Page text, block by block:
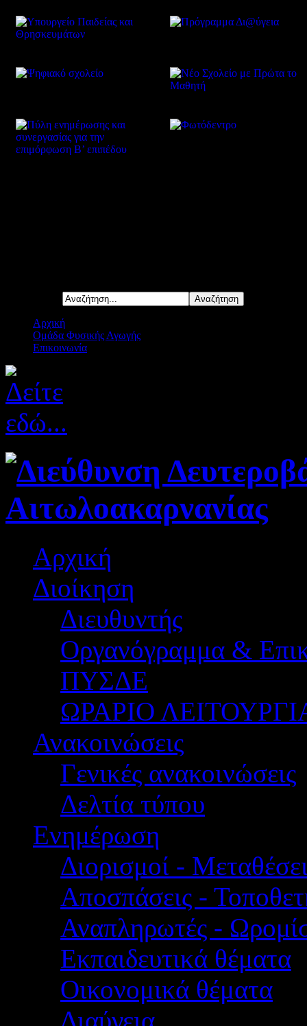
Αρχική
Ομάδα Φυσικής Αγωγής
Επικοινωνία
Αρχική
Διοίκηση
Διευθυντής
Οργανόγραμμα &
ΠΥΣΔΕ
ΩΡΑΡΙΟ
Ανακοινώσεις
Γενικές ανακοινώσεις
Δελτία τύπου
Ενημέρωση
Διορισμοί -
Αποσπάσεις -
Αναπληρωτές -
Εκπαιδευτικά θέματα
Οικονομικά θέματα
Διαύγεια